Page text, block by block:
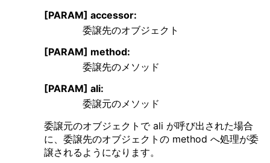
[PARAM] accessor:
委譲先のオブジェクト
[PARAM] method:
委譲先のメソッド
[PARAM] ali:
委譲元のメソッド
委譲元のオブジェクトで ali が呼び出された場合
に、委譲先のオブジェクトの method へ処理が委
譲されるようになります。